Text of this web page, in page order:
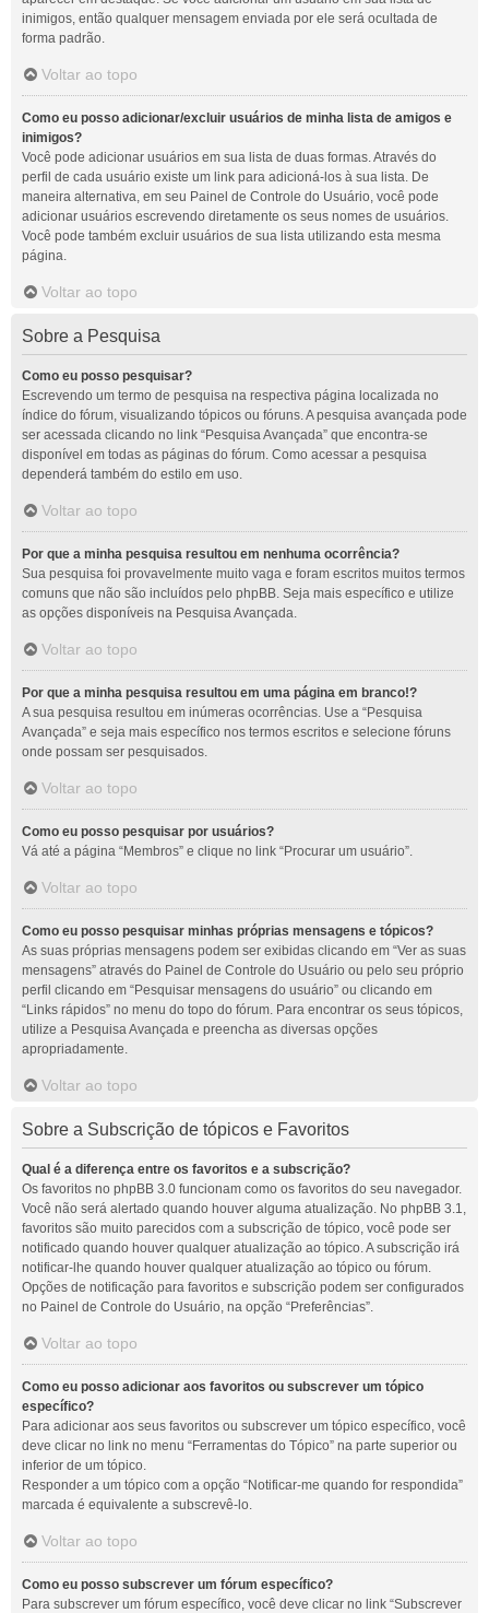
inimigos, então qualquer mensagem enviada por ele será ocultada de
forma padrão.
Voltar ao topo
Como eu posso adicionar/excluir usuários de minha lista de amigos e
inimigos?
Você pode adicionar usuários em sua lista de duas formas. Através do
perfil de cada usuário existe um link para adicioná-los à sua lista. De
maneira alternativa, em seu Painel de Controle do Usuário, você pode
adicionar usuários escrevendo diretamente os seus nomes de usuários.
Você pode também excluir usuários de sua lista utilizando esta mesma
página.
Voltar ao topo
Sobre a Pesquisa
Como eu posso pesquisar?
Escrevendo um termo de pesquisa na respectiva página localizada no
índice do fórum, visualizando tópicos ou fóruns. A pesquisa avançada pode
ser acessada clicando no link “Pesquisa Avançada” que encontra-se
disponível em todas as páginas do fórum. Como acessar a pesquisa
dependerá também do estilo em uso.
Voltar ao topo
Por que a minha pesquisa resultou em nenhuma ocorrência?
Sua pesquisa foi provavelmente muito vaga e foram escritos muitos termos
comuns que não são incluídos pelo phpBB. Seja mais específico e utilize
as opções disponíveis na Pesquisa Avançada.
Voltar ao topo
Por que a minha pesquisa resultou em uma página em branco!?
A sua pesquisa resultou em inúmeras ocorrências. Use a “Pesquisa
Avançada” e seja mais específico nos termos escritos e selecione fóruns
onde possam ser pesquisados.
Voltar ao topo
Como eu posso pesquisar por usuários?
Vá até a página “Membros” e clique no link “Procurar um usuário”.
Voltar ao topo
Como eu posso pesquisar minhas próprias mensagens e tópicos?
As suas próprias mensagens podem ser exibidas clicando em “Ver as suas
mensagens” através do Painel de Controle do Usuário ou pelo seu próprio
perfil clicando em “Pesquisar mensagens do usuário” ou clicando em
“Links rápidos” no menu do topo do fórum. Para encontrar os seus tópicos,
utilize a Pesquisa Avançada e preencha as diversas opções
apropriadamente.
Voltar ao topo
Sobre a Subscrição de tópicos e Favoritos
Qual é a diferença entre os favoritos e a subscrição?
Os favoritos no phpBB 3.0 funcionam como os favoritos do seu navegador.
Você não será alertado quando houver alguma atualização. No phpBB 3.1,
favoritos são muito parecidos com a subscrição de tópico, você pode ser
notificado quando houver qualquer atualização ao tópico. A subscrição irá
notificar-lhe quando houver qualquer atualização ao tópico ou fórum.
Opções de notificação para favoritos e subscrição podem ser configurados
no Painel de Controle do Usuário, na opção “Preferências”.
Voltar ao topo
Como eu posso adicionar aos favoritos ou subscrever um tópico
específico?
Para adicionar aos seus favoritos ou subscrever um tópico específico, você
deve clicar no link no menu “Ferramentas do Tópico” na parte superior ou
inferior de um tópico.
Responder a um tópico com a opção “Notificar-me quando for respondida”
marcada é equivalente a subscrevê-lo.
Voltar ao topo
Como eu posso subscrever um fórum específico?
Para subscrever um fórum específico, você deve clicar no link “Subscrever